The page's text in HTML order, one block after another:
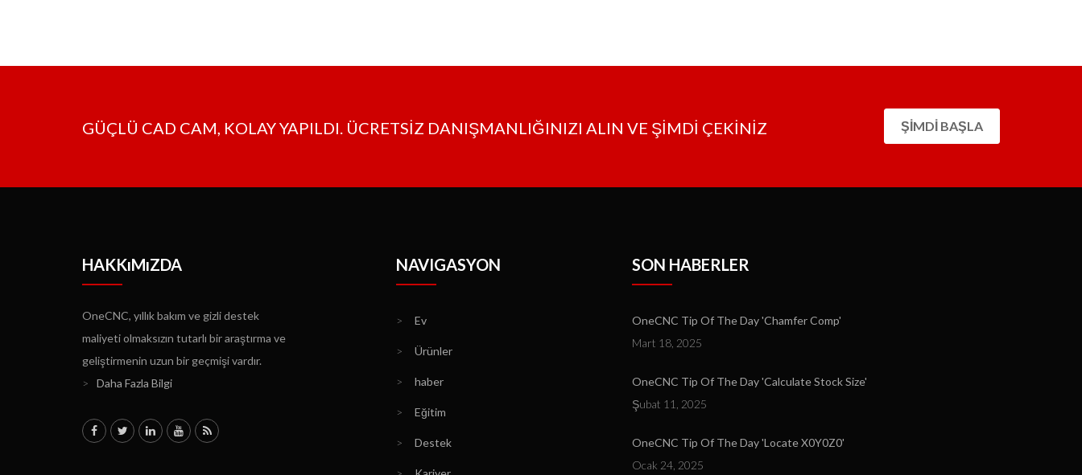
GÜÇLÜ CAD CAM, KOLAY YAPILDI. ÜCRETSİZ DANIŞMANLIĞINIZI ALIN VE ŞİMDİ ÇEKİNİZ ŞIMDI BAŞLA
HAKKıMıZDA
OneCNC, yıllık bakım ve gizli destek
maliyeti olmaksızın tutarlı bir araştırma ve
geliştirmenin uzun bir geçmişi vardır.
>
Daha Fazla Bilgi
NAVIGASYON
> Ev
> Ürünler
> haber
> Eğitim
> Destek
SON HABERLER
OneCNC Tip Of The Day 'Chamfer Comp'
Mart 18, 2025
OneCNC Tip Of The Day 'Calculate Stock Size'
Şubat 11, 2025
OneCNC Tip Of The Day 'Locate X0Y0Z0'
Ocak 24, 2025